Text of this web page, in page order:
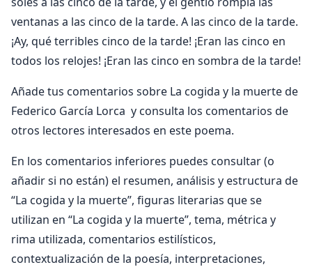
ventanas a las cinco de la tarde. A las cinco de la tarde.
¡Ay, qué terribles cinco de la tarde! ¡Eran las cinco en
todos los relojes! ¡Eran las cinco en sombra de la tarde!
Añade tus comentarios sobre La cogida y la muerte de
Federico García Lorca y consulta los comentarios de
otros lectores interesados en este poema.
En los comentarios inferiores puedes consultar (o
añadir si no están) el resumen, análisis y estructura de
“La cogida y la muerte”, figuras literarias que se
utilizan en “La cogida y la muerte”, tema, métrica y
rima utilizada, comentarios estilísticos,
contextualización de la poesía, interpretaciones,